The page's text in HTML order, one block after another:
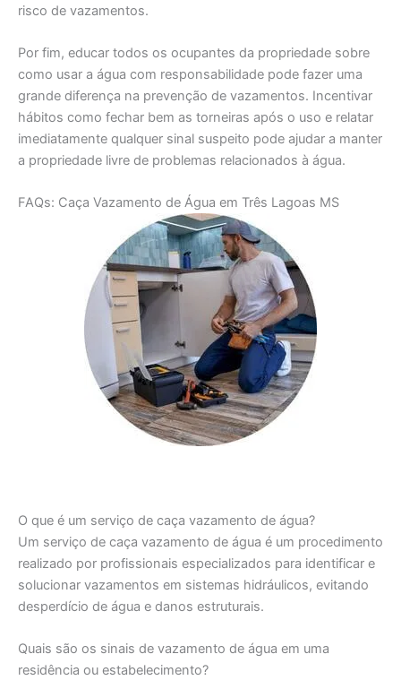
risco de vazamentos.
Por fim, educar todos os ocupantes da propriedade sobre
como usar a água com responsabilidade pode fazer uma
grande diferença na prevenção de vazamentos. Incentivar
hábitos como fechar bem as torneiras após o uso e relatar
imediatamente qualquer sinal suspeito pode ajudar a manter
a propriedade livre de problemas relacionados à água.
FAQs: Caça Vazamento de Água em Três Lagoas MS
O que é um serviço de caça vazamento de água?
Um serviço de caça vazamento de água é um procedimento
realizado por profissionais especializados para identificar e
solucionar vazamentos em sistemas hidráulicos, evitando
desperdício de água e danos estruturais.
Quais são os sinais de vazamento de água em uma
residência ou estabelecimento?